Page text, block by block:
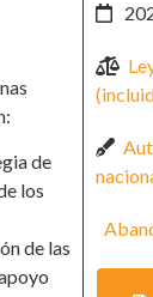
de
los
de las